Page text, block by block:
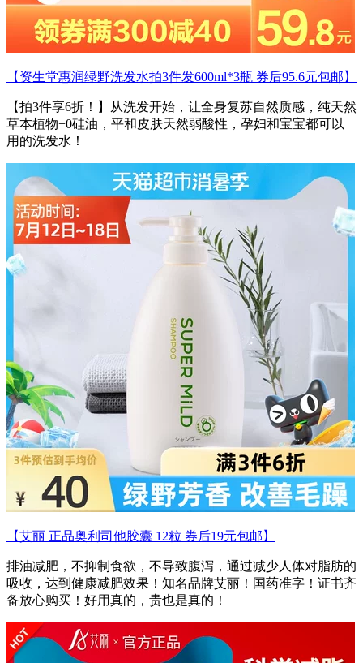
【资生堂惠润绿野洗发水拍3件发600ml*3瓶 券后95.6元包邮】
【拍3件享6折！】从洗发开始，让全身复苏自然质感，纯天然
草本植物+0硅油，平和皮肤天然弱酸性，孕妇和宝宝都可以
用的洗发水！
【艾丽 正品奥利司他胶囊 12粒 券后19元包邮】
排油减肥，不抑制食欲，不导致腹泻，通过减少人体对脂肪的
吸收，达到健康减肥效果！知名品牌艾丽！国药准字！证书齐
备放心购买！好用真的，贵也是真的！